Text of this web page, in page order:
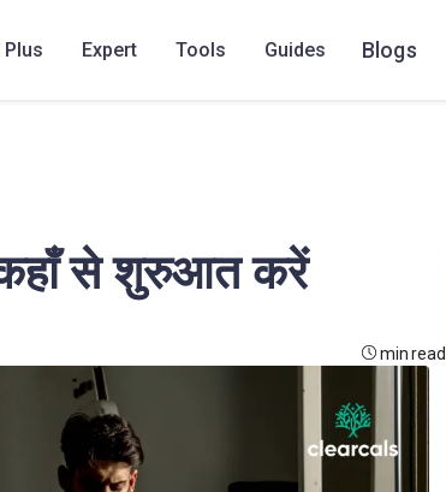
Plus Expert Tools Guides Blogs
से शुरुआत करें
min read